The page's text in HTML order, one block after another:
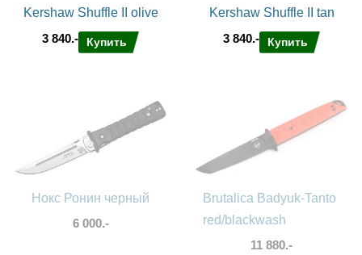
Kershaw Shuffle II olive
3 840.-
Купить
Kershaw Shuffle II tan
3 840.-
Купить
Нокс Ронин черный
6 000.-
Brutalica Badyuk-Tanto
red/blackwash
11 880.-